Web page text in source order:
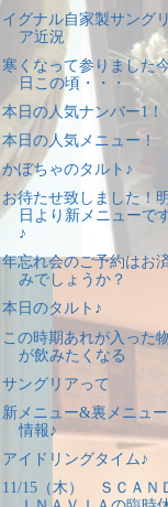
イグナル自家製サングリ
ア近況
寒くなって参りました
日この頃・・・
本日の人気ナンバー1！
本日の人気メニュー！
かぼちゃのタルト♪
お待たせ致しました！明
日より新メニューで
♪
年忘れ会のご予約はお
みでしょうか？
本日のタルト♪
この時期あれが入った
が飲みたくなる
サングリアって
新メニュー&裏メニュー
情報♪
アイドリングタイム♪
11/15（木） ＳＣＡＮ